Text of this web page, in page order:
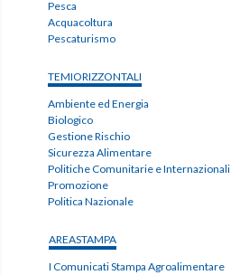
Pesca
Acquacoltura
Pescaturismo
TEMIORIZZONTALI
Ambiente ed Energia
Biologico
Gestione Rischio
Sicurezza Alimentare
Politiche Comunitarie e Internazionali
Promozione
Politica Nazionale
AREASTAMPA
I Comunicati Stampa Agroalimentare